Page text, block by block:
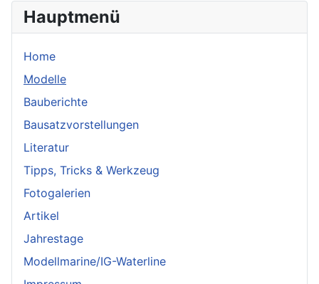
Hauptmenü
Home
Modelle
Bauberichte
Bausatzvorstellungen
Literatur
Tipps, Tricks & Werkzeug
Fotogalerien
Artikel
Jahrestage
Modellmarine/IG-Waterline